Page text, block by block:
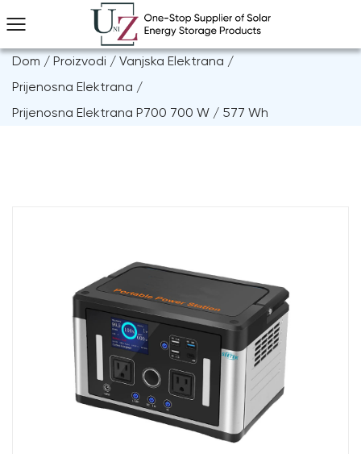
Dom / Proizvodi / Vanjska Elektrana /
Prijenosna Elektrana /
Prijenosna Elektrana P700 700 W / 577 Wh